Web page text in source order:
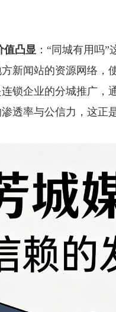
值凸显 ：“同城有用吗
新闻站的资源网络，
锁企业的分城推广，
透率与公信力，这